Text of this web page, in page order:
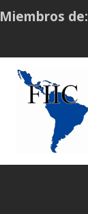
Miembros de: